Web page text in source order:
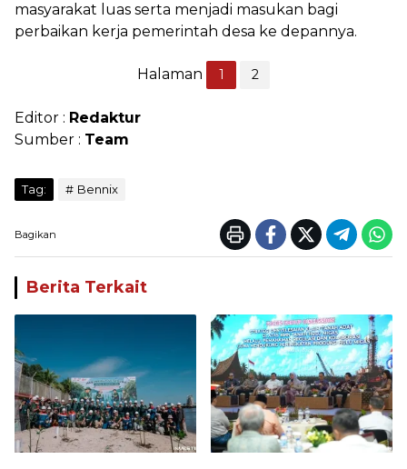
masyarakat luas serta menjadi masukan bagi
perbaikan kerja pemerintah desa ke depannya.
Halaman 1 2
Editor : Redaktur
Sumber : Team
Tag: Bennix
Bagikan
Berita Terkait